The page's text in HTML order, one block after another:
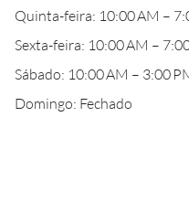
Quinta-feira: 10:00 AM –
Sexta-feira: 10:00 AM –
Sábado: 10:00 AM – 3:00
Domingo: Fechado